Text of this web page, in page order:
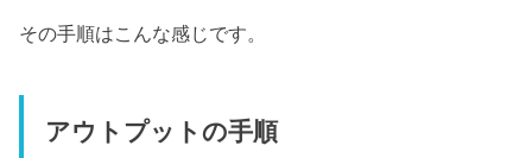
その手順はこんな感じです。
アウトプットの手順